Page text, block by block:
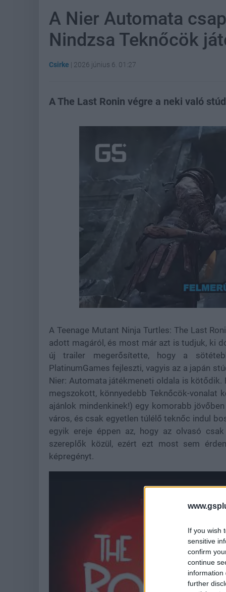
If you wish
sensitive
confirm
continue
information
further
A Nier Automata
Nindzsa Teknőcök
Csirke | 2026 június 6. 01:27
A The Last Ronin végre a neki való
Unmute
39.04%
A Teenage Mutant Ninja Turtles: The Last
adott magáról, és most már azt is tudjuk, ki
új trailer megerősítette, hogy a
PlatinumGames fejleszti, vagyis az a japán
Nier: Automata játékmeneti oldala is kötődik.
megszokott, könnyedebb Teknőcök-vonalat
ajánlok mindenkinek!) egy komorabb
város, és csak egyetlen túlélő teknőc indul
egyik ereje éppen az, hogy az olvasó
szereplők közül, ezért ezt most sem
képregényt.